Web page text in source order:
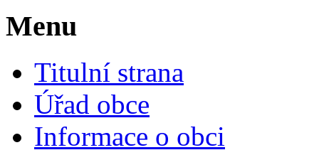
Menu
Titulní strana
Úřad obce
Informace o obci